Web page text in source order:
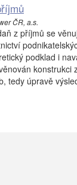
ČR, a.s.
z příjmů se
podklad i
konstrukci
tedy úpravě